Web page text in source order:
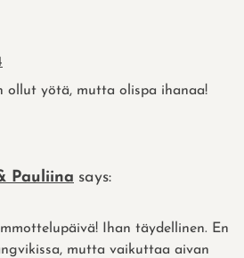
ollut yötä, mutta olispa ihanaa!
Pauliina says:
Ihan täydellinen. En
mutta vaikuttaa aivan